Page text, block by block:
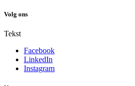
Volg ons
Tekst
Facebook
LinkedIn
Instagram